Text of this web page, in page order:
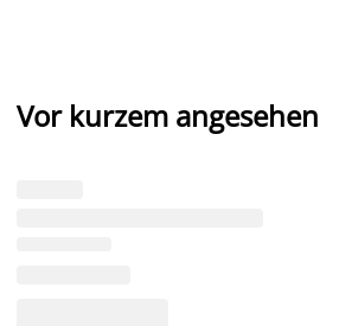
Vor kurzem angesehen